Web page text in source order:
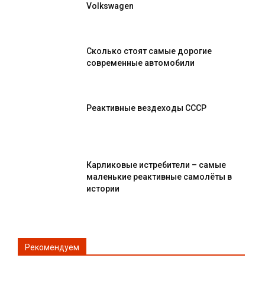
Volkswagen
Сколько стоят самые дорогие
современные автомобили
Реактивные вездеходы СССР
Карликовые истребители – самые
маленькие реактивные самолёты в
истории
Рекомендуем